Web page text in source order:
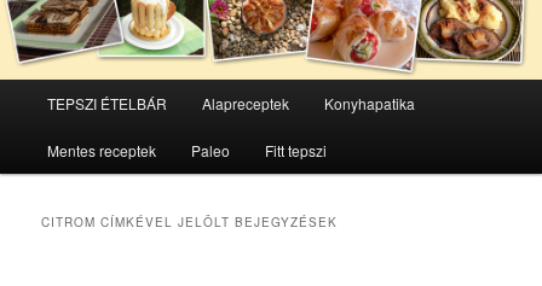
Tovább
az
elsődleges
Tovább
a
másodlagos
TEPSZI ÉTELBÁR Alapreceptek Konyhapatika
Mentes receptek Paleo Fitt tepszi
CITROM CÍMKÉVEL JELÖLT BEJEGYZÉSEK